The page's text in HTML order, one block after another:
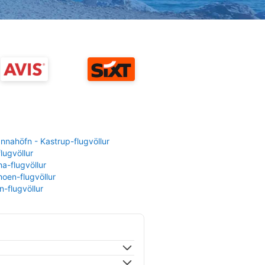
- Kastrup-flugvöllur
flugvöllur
flugvöllur
flugvöllur